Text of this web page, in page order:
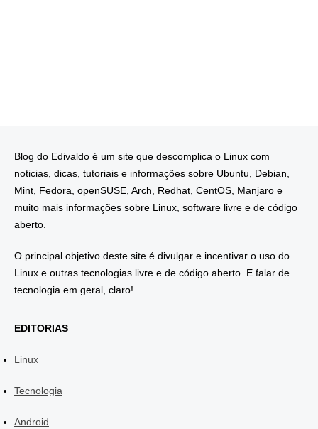
Blog do Edivaldo é um site que descomplica o Linux com
noticias, dicas, tutoriais e informações sobre Ubuntu, Debian,
Mint, Fedora, openSUSE, Arch, Redhat, CentOS, Manjaro e
muito mais informações sobre Linux, software livre e de código
aberto.
O principal objetivo deste site é divulgar e incentivar o uso do
Linux e outras tecnologias livre e de código aberto. E falar de
tecnologia em geral, claro!
EDITORIAS
Linux
Tecnologia
Android